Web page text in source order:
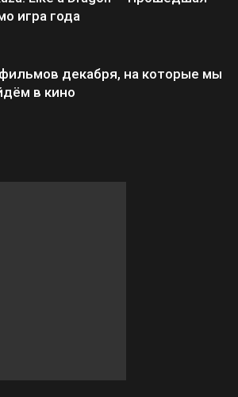
игра года
декабря, на которые мы
в кино